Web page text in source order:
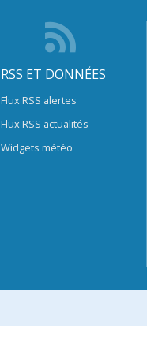
RSS ET DONNÉES
Flux RSS alertes
Flux RSS actualités
Widgets météo